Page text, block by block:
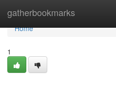
gatherbookmarks
Home
Home
1